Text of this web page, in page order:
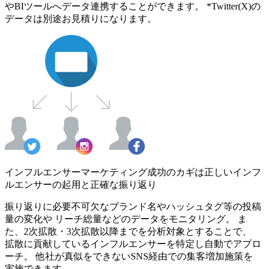
やBIツールへデータ連携することができます。 *Twitter(X)の
データは別途お見積りになります。
インフルエンサーマーケティング成功のカギは正しいインフ
ルエンサーの起用と正確な振り返り
振り返りに必要不可欠なブランド名やハッシュタグ等の投稿
量の変化や リーチ総量などのデータをモニタリング。 ま
た、2次拡散・3次拡散以降までを分析対象とすることで、
拡散に貢献しているインフルエンサーを特定し自動でアプロ
ーチ。 他社が真似をできないSNS経由での集客増加施策を